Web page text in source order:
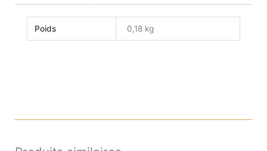
Poids 0,18 kg